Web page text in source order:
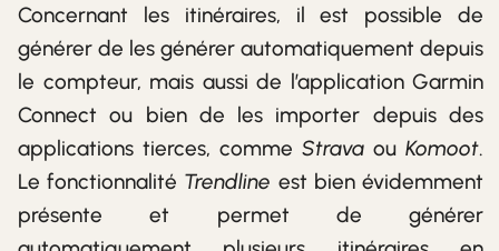
Concernant les itinéraires, il est possible de
générer de les générer automatiquement depuis
le compteur, mais aussi de l’application Garmin
Connect ou bien de les importer depuis des
applications tierces, comme Strava ou Komoot.
Le fonctionnalité Trendline est bien évidemment
présente et permet de générer